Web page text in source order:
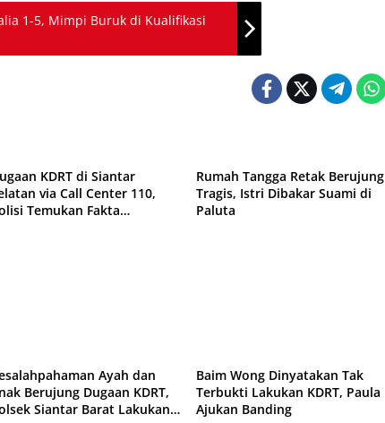
1-5, Mimpi Buruk di Kualifikasi
KDRT di Siantar
via Call Center 110,
Temukan Fakta
Rumah Tangga Retak Berujung
Tragis, Istri Dibakar Suami di
Paluta
Ayah dan
Berujung Dugaan KDRT,
Siantar Barat Lakukan
Baim Wong Dinyatakan Tak
Terbukti Lakukan KDRT, Paula
Ajukan Banding